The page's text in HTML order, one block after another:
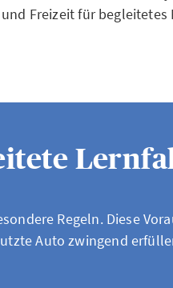
Freizeit für begleitetes
Regeln. Diese
Auto zwingend